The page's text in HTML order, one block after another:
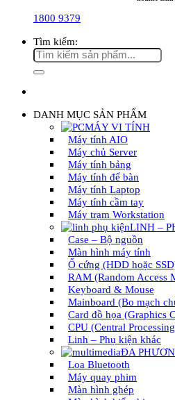
1800 9379
Tìm kiếm:
DANH MỤC SẢN PHẨM
MÁY VI TÍNH
Máy tính AIO
Máy chủ Server
Máy tính bảng
Máy tính để bàn
Máy tính Laptop
Máy tính cầm tay
Máy trạm Workstation
LINH –
Case – Bộ nguồn
Màn hình máy tính
Ổ cứng (HDD hoặc
RAM (Random Access
Keyboard & Mouse
Mainboard (Bo mạch
Card đồ họa (Graphics
CPU (Central
Linh – Phụ kiện khác
ĐA
Loa Bluetooth
Máy quay phim
Màn hình ghép